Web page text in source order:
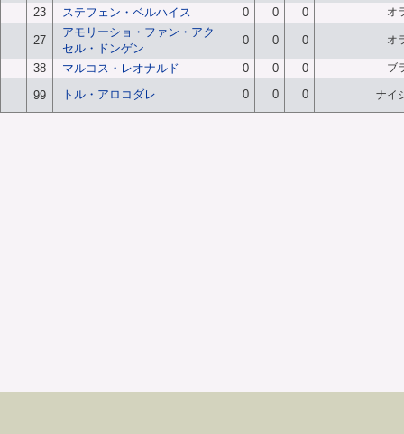
23 ステフェン・ベルハイス 0 0 0 オ
27
アモリーショ・ファン・アク
セル・ドンゲン
0 0 0 オ
38 マルコス・レオナルド 0 0 0 ブ
99 トル・アロコダレ 0 0 0 ナイ